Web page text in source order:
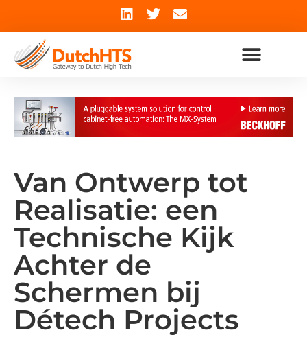
Van Ontwerp tot
Realisatie: een
Technische Kijk
Achter de
Schermen bij
Détech Projects